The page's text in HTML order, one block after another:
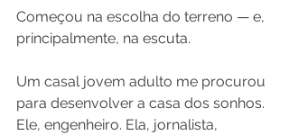
Começou na escolha do terreno — e,
principalmente, na escuta.
Um casal jovem adulto me procurou
para desenvolver a casa dos sonhos.
Ele, engenheiro. Ela, jornalista,